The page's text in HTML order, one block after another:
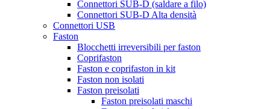
Connettori SUB-D (saldare a filo)
Connettori SUB-D Alta densità
Connettori USB
Faston
Blocchetti irreversibili per faston
Coprifaston
Faston e coprifaston in kit
Faston non isolati
Faston preisolati
Faston preisolati maschi